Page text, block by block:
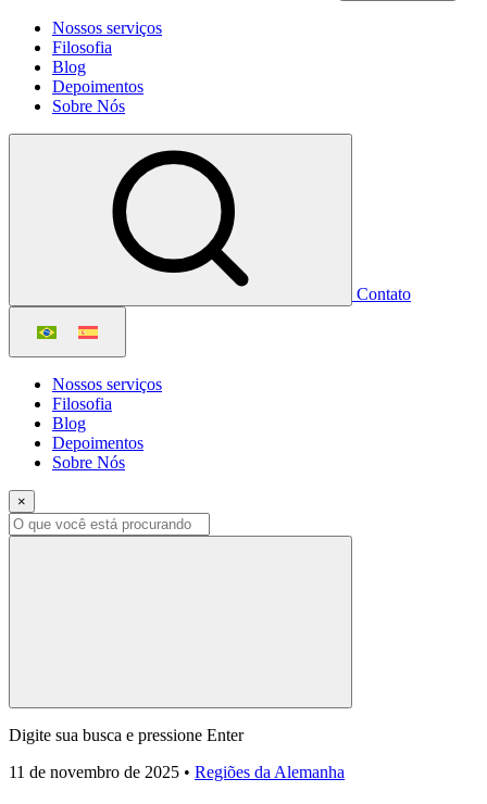
Nossos serviços
Filosofia
Blog
Depoimentos
Sobre Nós
Contato
Nossos serviços
Filosofia
Blog
Depoimentos
Sobre Nós
×
Digite sua busca e pressione Enter
11 de novembro de 2025 • Regiões da Alemanha